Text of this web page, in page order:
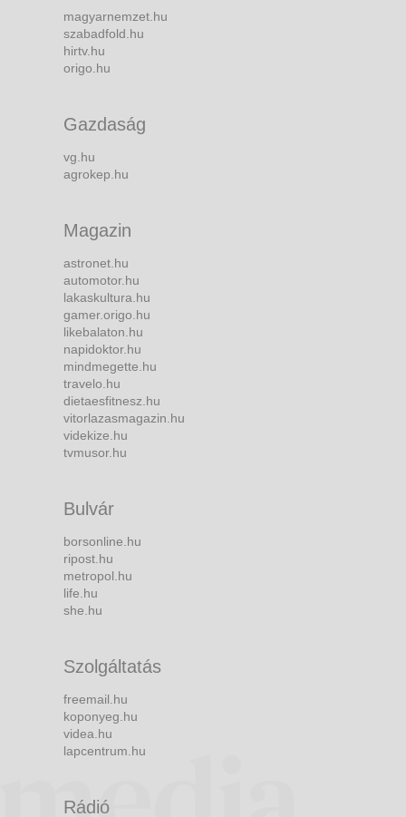
magyarnemzet.hu
szabadfold.hu
hirtv.hu
origo.hu
Gazdaság
vg.hu
agrokep.hu
Magazin
astronet.hu
automotor.hu
lakaskultura.hu
gamer.origo.hu
likebalaton.hu
napidoktor.hu
mindmegette.hu
travelo.hu
dietaesfitnesz.hu
vitorlazasmagazin.hu
videkize.hu
tvmusor.hu
Bulvár
borsonline.hu
ripost.hu
metropol.hu
life.hu
she.hu
Szolgáltatás
freemail.hu
koponyeg.hu
videa.hu
lapcentrum.hu
Rádió